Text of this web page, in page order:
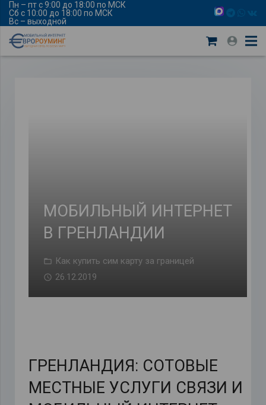
Пн – пт с 9:00 до 18:00 по МСК
Сб с 10:00 до 18:00 по МСК
Вс – выходной
МОБИЛЬНЫЙ ИНТЕРНЕТ
В ГРЕНЛАНДИИ
Как купить сим карту за границей
26.12.2019
ГРЕНЛАНДИЯ: СОТОВЫЕ
МЕСТНЫЕ УСЛУГИ СВЯЗИ И